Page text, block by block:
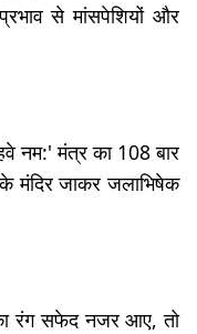
से मांसपेशियों और
नम:' मंत्र का 108 बार
मंदिर जाकर जलाभिषेक
रंग सफेद नजर आए, तो